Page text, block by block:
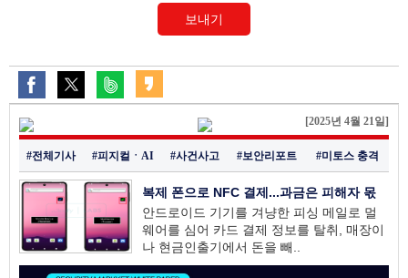
보내기
[2025년 4월 21일]
#전체기사 #피지컬ㆍAI #사건사고 #보안리포트 #미토스 충격
복제 폰으로 NFC 결제...과금은 피해자 몫
안드로이드 기기를 겨냥한 피싱 메일로 멀
웨어를 심어 카드 결제 정보를 탈취, 매장이
나 현금인출기에서 돈을 빼..